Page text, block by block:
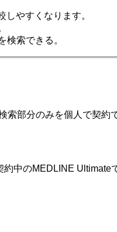
やすくなります。
検索できる。
索部分のみを個人で契
約中のMEDLINE